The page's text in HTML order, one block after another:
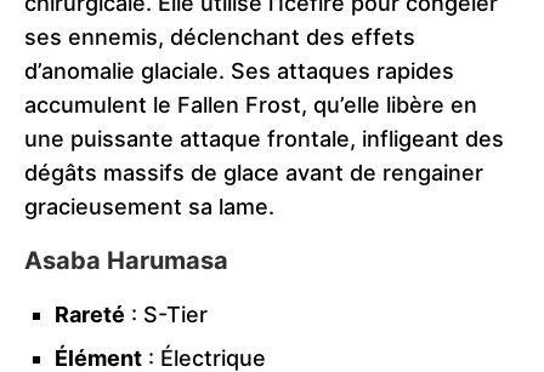
ses ennemis, déclenchant des effets
d’anomalie glaciale. Ses attaques rapides
accumulent le Fallen Frost, qu’elle libère en
une puissante attaque frontale, infligeant des
dégâts massifs de glace avant de rengainer
gracieusement sa lame.
Asaba Harumasa
Rareté : S-Tier
Élément : Électrique